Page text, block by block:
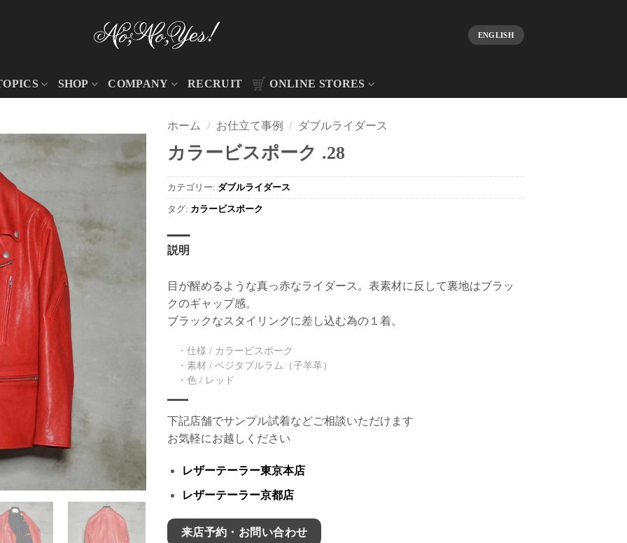
ENGLISH
SHOP COMPANY RECRUIT ONLINE STORES
ホーム / お仕立て事例 / ダブルライダース
カラービスポーク .28
カテゴリー: ダブルライダース
タグ: カラービスポーク
説明
目が醒めるような真っ赤なライダース。表素材に反して裏地はブラッ
クのギャップ感。
ブラックなスタイリングに差し込む為の１着。
・仕様 / カラービスポーク
・素材 / ベジタブルラム（子羊革）
・色 / レッド
下記店舗でサンプル試着などご相談いただけます
お気軽にお越しください
レザーテーラー東京本店
レザーテーラー京都店
来店予約・お問い合わせ